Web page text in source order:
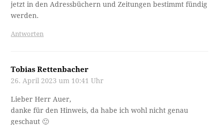
jetzt in den Adressbüchern und Zeitungen bestimmt fündig
werden.
Antworten
Tobias Rettenbacher
26. April 2023 um 10:41 Uhr
Lieber Herr Auer,
danke für den Hinweis, da habe ich wohl nicht genau
geschaut 🙂